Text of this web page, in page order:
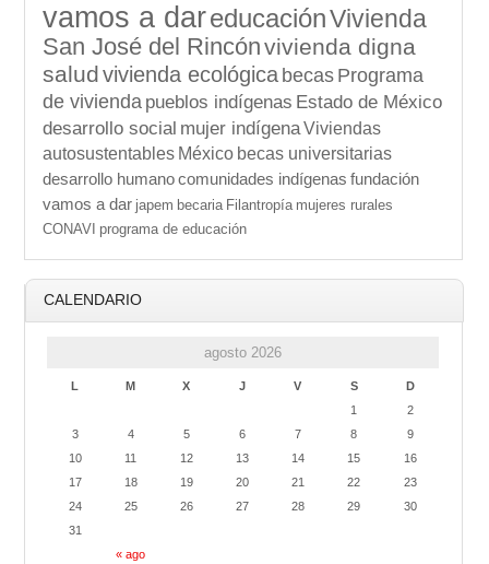
vamos a dareducaciónVivienda
San José del Rincónvivienda digna
saludvivienda ecológicabecasPrograma
de vivienda pueblos indígenas Estado de México
desarrollo social mujer indígenaViviendas
autosustentables México becas universitarias
desarrollo humano comunidades indígenas fundación
vamos a dar japem becaria Filantropía mujeres rurales
CONAVI programa de educación
CALENDARIO
agosto 2026
L M X J V S D
« ago
1
2
3
4 5 6 7 8
9
10
11 12 13 14 15
16
17
18 19 20 21 22
23
24
25 26 27 28 29
30
31